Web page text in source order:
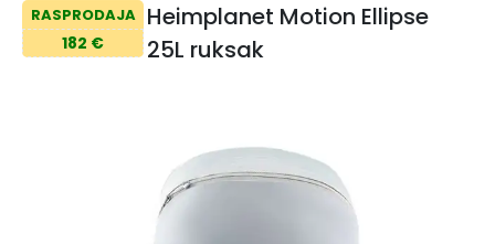
RASPRODAJA
182 €
Heimplanet Motion Ellipse
25L ruksak